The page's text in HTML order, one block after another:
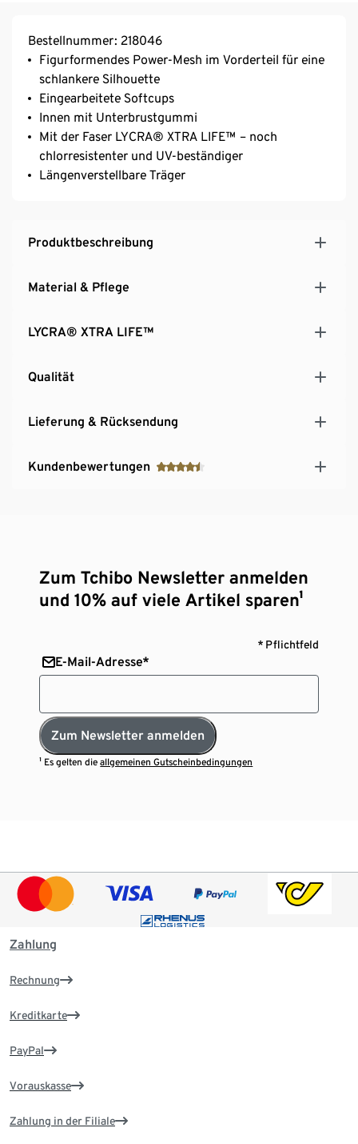
Bestellnummer: 218046
Figurformendes Power-Mesh im Vorderteil für eine
schlankere Silhouette
Eingearbeitete Softcups
Innen mit Unterbrustgummi
Mit der Faser LYCRA® XTRA LIFE™ – noch
chlorresistenter und UV-beständiger
Längenverstellbare Träger
Produktbeschreibung
Material & Pflege
LYCRA® XTRA LIFE™
Qualität
Lieferung & Rücksendung
Kundenbewertungen
Zum Tchibo Newsletter anmelden
und 10% auf viele Artikel sparen¹
* Pflichtfeld
E-Mail-Adresse*
Zum Newsletter anmelden
¹ Es gelten dieallgemeinen Gutscheinbedingungen
Zahlung
Rechnung
Kreditkarte
PayPal
Vorauskasse
Zahlung in der Filiale